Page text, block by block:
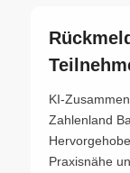
KI-
Zahlenland
Praxisnähe